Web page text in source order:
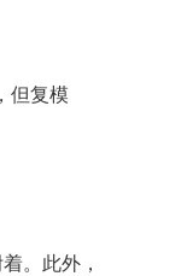
但复模
。此外，